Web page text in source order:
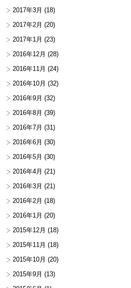
2017年3月 (18)
2017年2月 (20)
2017年1月 (23)
2016年12月 (28)
2016年11月 (24)
2016年10月 (32)
2016年9月 (32)
2016年8月 (39)
2016年7月 (31)
2016年6月 (30)
2016年5月 (30)
2016年4月 (21)
2016年3月 (21)
2016年2月 (18)
2016年1月 (20)
2015年12月 (18)
2015年11月 (18)
2015年10月 (20)
2015年9月 (13)